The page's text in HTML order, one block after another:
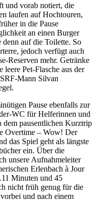
und vorab notiert, die
laufen auf Hochtouren,
in die Pause
an einen Burger
denn auf die Toilette. So
jedoch verfügt auch
Reserven mehr. Getränke
leere Pet-Flasche aus der
Mann Silvan
Pause ebenfalls zur
WC für Helferinnen und
pausentlichen Kurztrip
Overtime – Wow! Der
das Spiel geht als längste
ein. Über die
unsere Aufnahmeleiter
Erlenbach à Jour
Minuten und 45
nicht früh genug für die
und nach einem